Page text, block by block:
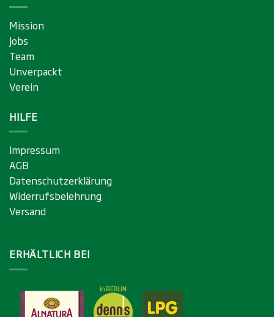
Mission
Jobs
Team
Unverpackt
Verein
HILFE
Impressum
AGB
Datenschutzerklärung
Widerrufsbelehrung
Versand
ERHÄLTLICH BEI